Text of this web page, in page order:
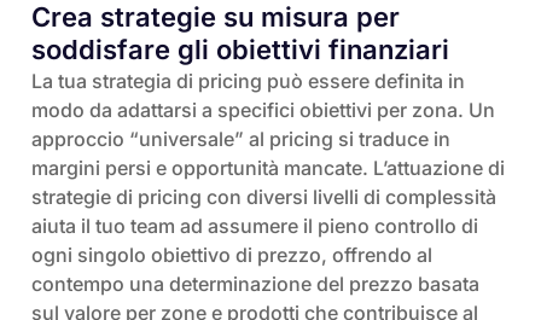
Crea strategie su misura per
soddisfare gli obiettivi finanziari
La tua strategia di pricing può essere definita in
modo da adattarsi a specifici obiettivi per zona. Un
approccio “universale” al pricing si traduce in
margini persi e opportunità mancate. L’attuazione di
strategie di pricing con diversi livelli di complessità
aiuta il tuo team ad assumere il pieno controllo di
ogni singolo obiettivo di prezzo, offrendo al
contempo una determinazione del prezzo basata
sul valore per zone e prodotti che contribuisce al